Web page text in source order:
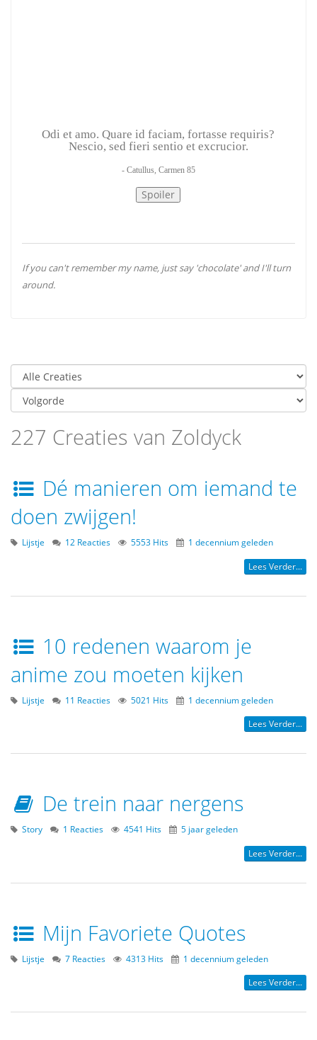
Odi et amo. Quare id faciam, fortasse requiris?
Nescio, sed fieri sentio et excrucior.
- Catullus, Carmen 85
If you can't remember my name, just say 'chocolate' and I'll turn
around.
227 Creaties van Zoldyck
Dé manieren om iemand te
doen zwijgen!
Lijstje 12 Reacties 5553 Hits 1 decennium geleden
Lees Verder...
10 redenen waarom je
anime zou moeten kijken
Lijstje 11 Reacties 5021 Hits 1 decennium geleden
Lees Verder...
De trein naar nergens
Story 1 Reacties 4541 Hits 5 jaar geleden
Lees Verder...
Mijn Favoriete Quotes
Lijstje 7 Reacties 4313 Hits 1 decennium geleden
Lees Verder...